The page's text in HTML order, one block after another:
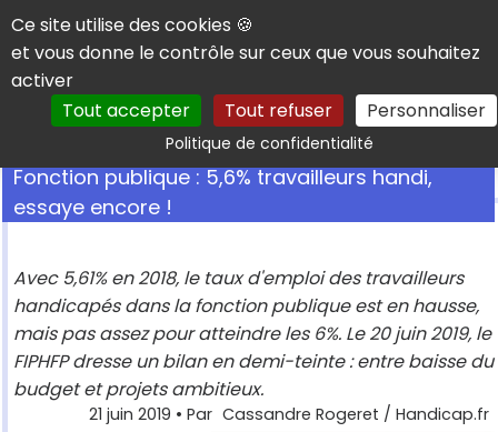
Panneau de gestion des cookies
Ce site utilise des cookies 🍪
et vous donne le contrôle sur ceux que vous souhaitez
activer
Tout accepter
Tout refuser Personnaliser
Politique de confidentialitéRechercher
Fonction publique : 5,6% travailleurs handi,
essaye encore !
Avec 5,61% en 2018, le taux d'emploi des travailleurs
handicapés dans la fonction publique est en hausse,
mais pas assez pour atteindre les 6%. Le 20 juin 2019, le
FIPHFP dresse un bilan en demi-teinte : entre baisse du
budget et projets ambitieux.
21 juin 2019 • Par Cassandre Rogeret / Handicap.fr